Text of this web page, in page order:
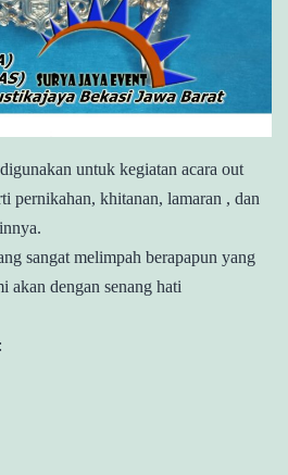
untuk kegiatan acara out
pernikahan, khitanan, lamaran , dan
sangat melimpah berapapun yang
akan dengan senang hati